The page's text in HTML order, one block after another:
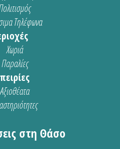
Τηλέφωνα
Χωριά
Παραλίες
Αξιοθέατα
στη Θάσο